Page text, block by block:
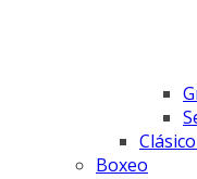
Boxeo